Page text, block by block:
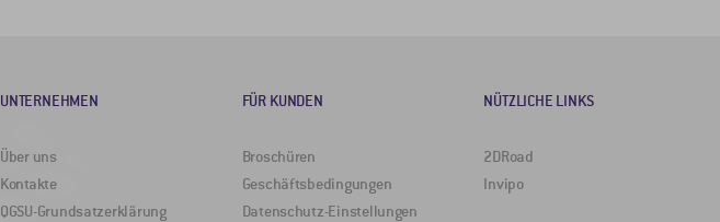
UNTERNEHMEN
Über uns
Kontakte
QGSU-Grundsatzerklärung
FÜR KUNDEN
Broschüren
Geschäftsbedingungen
Datenschutz-Einstellungen
NÜTZLICHE LINKS
2DRoad
Invipo